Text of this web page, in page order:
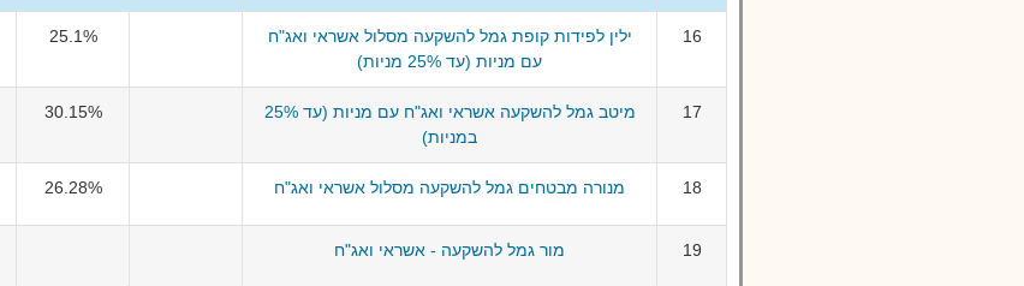
16
ילין לפידות קופת גמל להשקעה מסלול אשראי ואג"ח
עם מניות (עד 25% מניות)
25.1%
17
מיטב גמל להשקעה אשראי ואג"ח עם מניות (עד 25%
במניות)
30.15%
18 מנורה מבטחים גמל להשקעה מסלול אשראי ואג"ח 26.28%
19 מור גמל להשקעה - אשראי ואג"ח